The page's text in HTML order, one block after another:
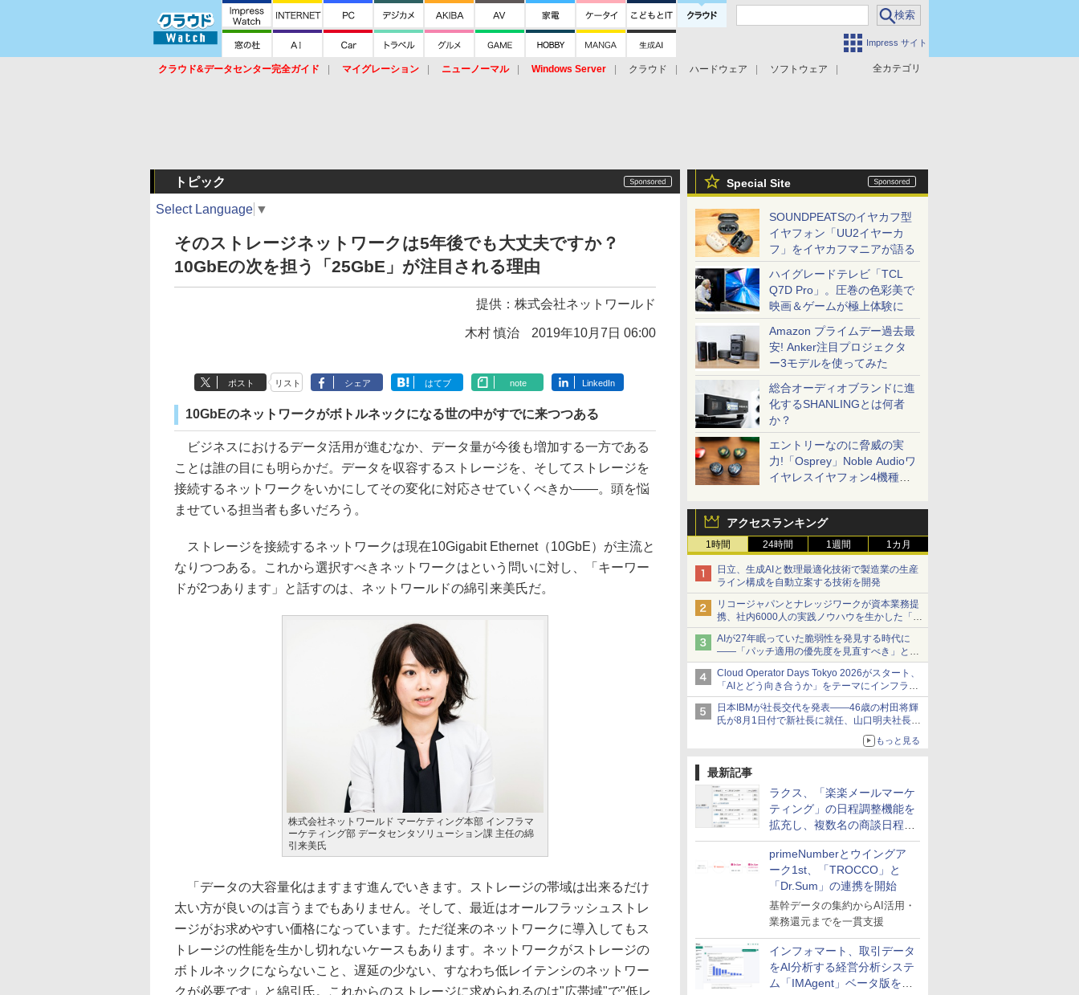
Impress サイト
全カテゴリ
クラウド&データセンター完全ガイド マイグレーション ニューノーマル Windows Server クラウド ハードウェア
ソフトウェア
Special Site
SOUNDPEATSのイヤカフ型
イヤフォン「UU2イヤーカ
フ」をイヤカフマニアが語る
ハイグレードテレビ「TCL
Q7D Pro」。圧巻の色彩美で
映画＆ゲームが極上体験に
Amazon プライムデー過去最
安! Anker注目プロジェクタ
ー3モデルを使ってみた
総合オーディオブランドに進
化するSHANLINGとは何者
か？
エントリーなのに脅威の実
力!「Osprey」Noble Audioワ
イヤレスイヤフォン4機種を
アクセスランキング
1時間 24時間 1週間 1カ月
日立、生成AIと数理最適化技術で製造業の生産
ライン構成を自動立案する技術を開発
リコージャパンとナレッジワークが資本業務提
携、社内6000人の実践ノウハウを生かした「AI
商談記録 for RICOH」を展開へ
AIが27年眠っていた脆弱性を発見する時代に
――「パッチ適用の優先度を見直すべき」とセ
キュリティ専門家
Cloud Operator Days Tokyo 2026がスタート、
「AIとどう向き合うか」をテーマにインフラ運
用の知見を集約
日本IBMが社長交代を発表――46歳の村田将輝
氏が8月1日付で新社長に就任、山口明夫社長は
もっと見る
最新記事
ラクス、「楽楽メールマーケ
ティング」の日程調整機能を
拡充し、複数名の商談日程調
整を効率化
primeNumberとウイングア
ーク1st、「TROCCO」と
「Dr.Sum」の連携を開始
基幹データの集約からAI活用・
業務還元までを一貫支援
インフォマート、取引データ
をAI分析する経営分析システ
ム「IMAgent」ベータ版を提
トピック
Select Language ▼
そのストレージネットワークは5年後でも大丈夫ですか？
10GbEの次を担う「25GbE」が注目される理由
提供： 株式会社ネットワールド
木村 慎治 2019年10月7日 06:00
ポスト リスト シェア はてブ note LinkedIn
10GbEのネットワークがボトルネックになる世の中がすでに来つつある
ビジネスにおけるデータ活用が進むなか、データ量が今後も増加する一方である
ことは誰の目にも明らかだ。データを収容するストレージを、そしてストレージを
接続するネットワークをいかにしてその変化に対応させていくべきか――。頭を悩
ませている担当者も多いだろう。
ストレージを接続するネットワークは現在10Gigabit Ethernet（10GbE）が主流と
なりつつある。これから選択すべきネットワークはという問いに対し、「キーワー
ドが2つあります」と話すのは、ネットワールドの綿引来美氏だ。
株式会社ネットワールド マーケティング本部 インフラマ
ーケティング部 データセンタソリューション課 主任の綿
引来美氏
「データの大容量化はますます進んでいきます。ストレージの帯域は出来るだけ
太い方が良いのは言うまでもありません。そして、最近はオールフラッシュストレ
ージがお求めやすい価格になっています。ただ従来のネットワークに導入してもス
トレージの性能を生かし切れないケースもあります。ネットワークがストレージの
ボトルネックにならないこと、遅延の少ない、すなわち低レイテンシのネットワー
クが必要です」と綿引氏。これからのストレージに求められるのは"広帯域"で"低レ